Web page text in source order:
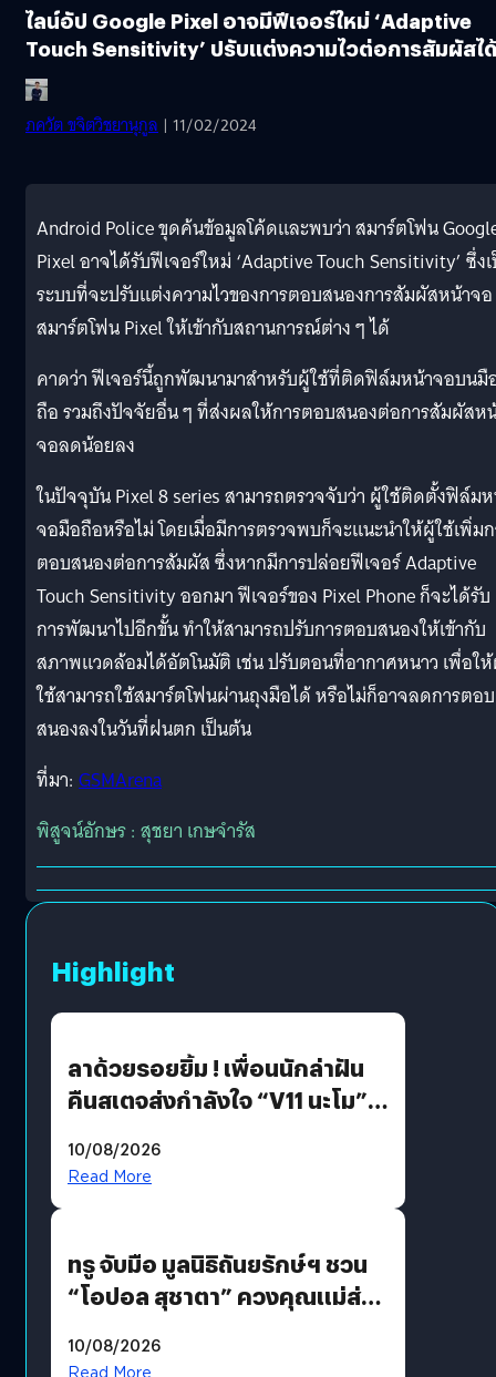
ไลน์อัป Google Pixel อาจมีฟีเจอร์ใหม่ ‘Adaptive
Touch Sensitivity’ ปรับแต่งความไวต่อการสัมผัสได้
ภควัต ขจิตวิชยานุกูล | 11/02/2024
Android Police ขุดค้นข้อมูลโค้ดและพบว่า สมาร์ตโฟน
Pixel อาจได้รับฟีเจอร์ใหม่ ‘Adaptive Touch Sensitivity’ ซึ่ง
ระบบที่จะปรับแต่งความไวของการตอบสนองการสัมผัสหน้าจอ
สมาร์ตโฟน Pixel ให้เข้ากับสถานการณ์ต่าง ๆ ได้
คาดว่า ฟีเจอร์นี้ถูกพัฒนามาสำหรับผู้ใช้ที่ติดฟิล์มหน้าจอบนมื
ถือ รวมถึงปัจจัยอื่น ๆ ที่ส่งผลให้การตอบสนองต่อการสัมผัสห
จอลดน้อยลง
ในปัจจุบัน Pixel 8 series สามารถตรวจจับว่า ผู้ใช้ติดตั้งฟิล์ม
จอมือถือหรือไม่ โดยเมื่อมีการตรวจพบก็จะแนะนำให้ผู้ใช้เพิ่ม
ตอบสนองต่อการสัมผัส ซึ่งหากมีการปล่อยฟีเจอร์ Adaptive
Touch Sensitivity ออกมา ฟีเจอร์ของ Pixel Phone ก็จะได้รับ
การพัฒนาไปอีกขั้น ทำให้สามารถปรับการตอบสนองให้เข้ากับ
สภาพแวดล้อมได้อัตโนมัติ เช่น ปรับตอนที่อากาศหนาว เพื่อใ
ใช้สามารถใช้สมาร์ตโฟนผ่านถุงมือได้ หรือไม่ก็อาจลดการตอบ
สนองลงในวันที่ฝนตก เป็นต้น
ที่มา: GSMArena
พิสูจน์อักษร : สุชยา เกษจำรัส
Highlight
ลาด้วยรอยยิ้ม ! เพื่อนนักล่าฝัน
คืนสเตจส่งกำลังใจ “V11 นะโม”
รักแน่นฮอลล์
10/08/2026
Read More
ทรู จับมือ มูลนิธิถันยรักษ์ฯ ชวน
“โอปอล สุชาตา” ควงคุณแม่ส่ง
เติมเต็มความหมายวันแม่ปีนี้
10/08/2026
Read More